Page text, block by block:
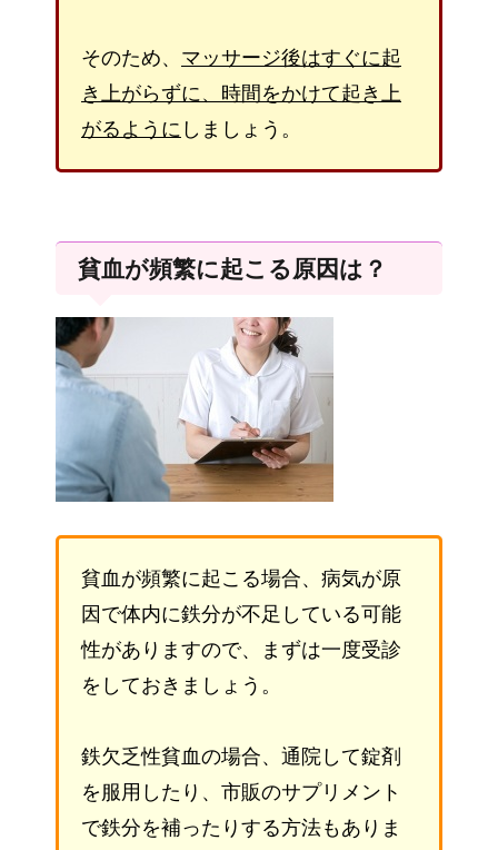
そのため、 マッサージ後はすぐに起
き上がらずに、時間をかけて起き上
がるように しましょう。
貧血が頻繁に起こる原因は？
貧血が頻繁に起こる場合、病気が原
因で体内に鉄分が不足している可能
性がありますので、まずは一度受診
をしておきましょう。
鉄欠乏性貧血の場合、通院して錠剤
を服用したり、市販のサプリメント
で鉄分を補ったりする方法もありま